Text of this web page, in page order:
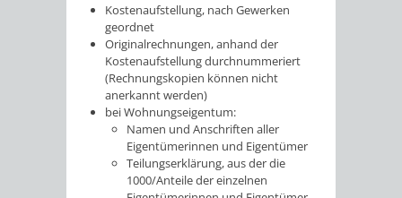
Kostenaufstellung, nach Gewerken
geordnet
Originalrechnungen, anhand der
Kostenaufstellung durchnummeriert
(Rechnungskopien können nicht
anerkannt werden)
bei Wohnungseigentum:
Namen und Anschriften aller
Eigentümerinnen und Eigentümer
Teilungserklärung, aus der die
1000/Anteile der einzelnen